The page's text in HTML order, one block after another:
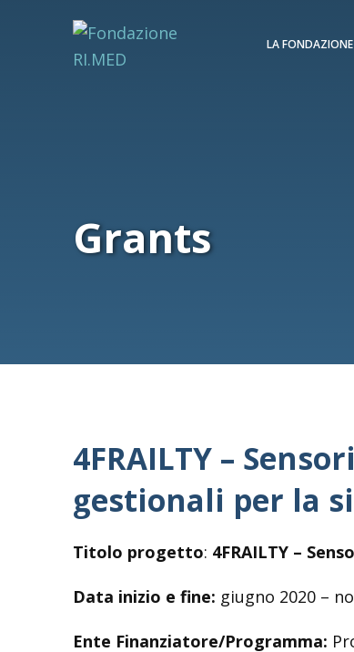
LA FONDAZIONE
Grants
4FRAILTY –
gestionali per la
Titolo progetto: 4FRAILTY –
Data inizio e fine: giugno 2020 –
Ente Finanziatore/Programma: